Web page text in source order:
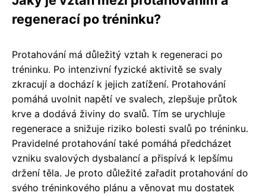
regenerací po tréninku?
Protahování má důležitý vztah k regeneraci po
tréninku. Po intenzivní fyzické aktivitě se svaly
zkracují a dochází k jejich zatížení. Protahování
pomáhá uvolnit napětí ve svalech, zlepšuje průtok
krve a dodává živiny do svalů. Tím se urychluje
regenerace a snižuje riziko bolesti svalů po tréninku.
Pravidelné protahování také pomáhá předcházet
vzniku svalových dysbalancí a přispívá k lepšímu
držení těla. Je proto důležité zařadit protahování do
svého tréninkového plánu a věnovat mu dostatek